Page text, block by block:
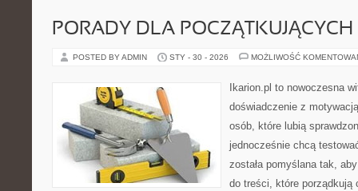
PORADY DLA
POSTED BY ADMIN STY - 30 - 2026 MOŻLIWOŚĆ
Ikarion.pl to nowoczesna
doświadczenie z
osób, które lubią
jednocześnie chcą
została pomyślana tak,
do treści, które porządkują